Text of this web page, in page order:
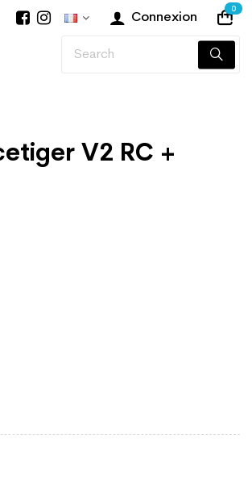
Connexion
0
V2 RC +